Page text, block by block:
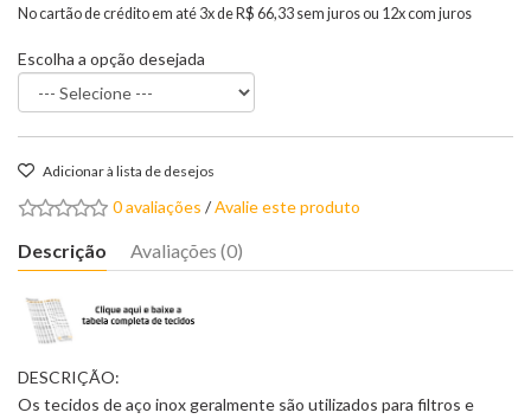
No cartão de crédito em até 3x de R$ 66,33 sem juros ou 12x com juros
Escolha a opção desejada
Adicionar à lista de desejos
0 avaliações /Avalie este produto
Descrição Avaliações (0)
DESCRIÇÃO:
Os tecidos de aço inox geralmente são utilizados para filtros e